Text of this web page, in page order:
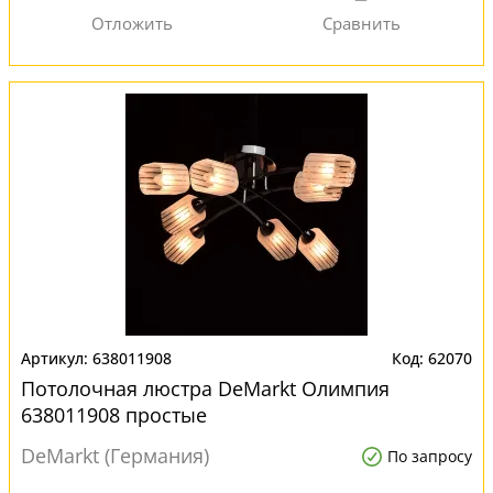
638011908 62070
Потолочная люстра DeMarkt Олимпия
638011908 простые
DeMarkt (Германия)
По запросу